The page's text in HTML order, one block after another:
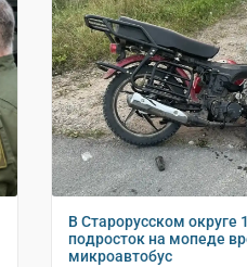
В Старорусском округе
подросток на мопеде
микроавтобус